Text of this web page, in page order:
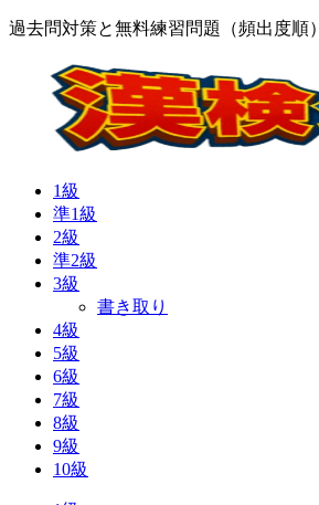
過去問対策と無料練習問題（頻出度順）
1級
準1級
2級
準2級
3級
書き取り
4級
5級
6級
7級
8級
9級
10級